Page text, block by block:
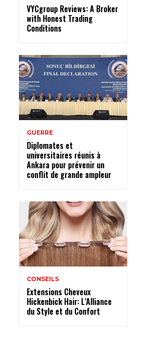
VYCgroup Reviews: A Broker
with Honest Trading
Conditions
GUERRE
Diplomates et
universitaires réunis à
Ankara pour prévenir un
conflit de grande ampleur
CONSEILS
Extensions Cheveux
Hickenbick Hair: L’Alliance
du Style et du Confort